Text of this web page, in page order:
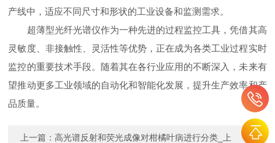
产线中，适应不同尺寸和形状的工业设备和监测需求。
超薄型光纤光谱仪作为一种先进的过程监控工具，凭借其高
灵敏度、非接触性、灵活性等优势，正在成为各类工业过程实时
监控的重要技术手段。随着其在各行业应用的不断深入，未来有
望推动更多工业领域的自动化和智能化发展，提升生产效率和产
品质量。
上一篇：高光谱反射和荧光成像对柑橘叶病进行分类_上